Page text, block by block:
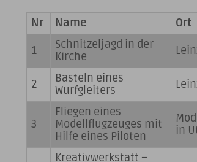
Nr Name Ort
1
Schnitzeljagd in der
Kirche
2
Basteln eines
Wurfgleiters
3
Fliegen eines
Modellflugzeuges mit
Hilfe eines Piloten
in
Kreativwerkstatt –